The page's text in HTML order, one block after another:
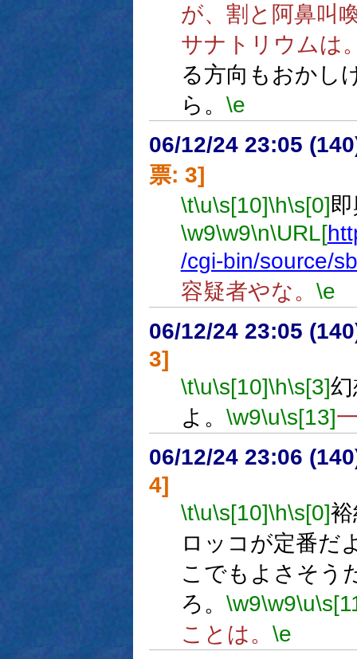
が、割と阿鼻叫
サナトリウムは
る方向もおかし
ら。 \e
06/12/24 23:05
票: 3]
\t\u\s[10]\h\s[0]
\w9\w9\n\URL[
/cgi-bin/source/
容疑者やな。 \e
06/12/24 23:05
3]
\t\u\s[10]\h\s[3]
よ。 \w9\u\s[13]
06/12/24 23:06
4]
\t\u\s[10]\h\s[0]
ロッコが定番だ
こでもよさそう
ろ。 \w9\w9\u
ことは。 \e